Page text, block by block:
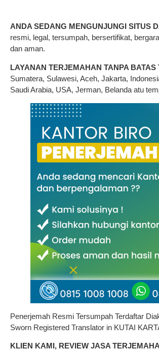
ANDA SEDANG MENGUNJUNGI SITUS
resmi, legal, tersumpah, bersertifikat,
dan aman.
LAYANAN TERJEMAHAN TANPA BATAS
Sumatera, Sulawesi, Aceh, Jakarta,
Saudi Arabia, USA, Jerman, Belanda atu
Penerjemah Resmi Tersumpah Terdaftar
Sworn Registered Translator in KUTAI
KLIEN KAMI, REVIEW JASA